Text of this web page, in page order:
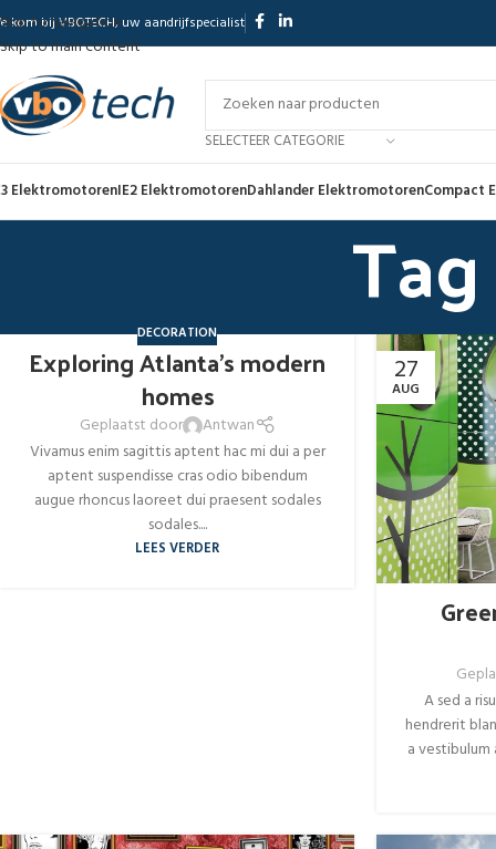
Skip to navigation
Skip to main content
bij VBOTECH, uw aandrijfspecialist
SELECTEER CATEGORIE
ElektromotorenIE2 ElektromotorenDahlander ElektromotorenCompact
27
DECORATION
Exploring Atlanta’s modern
homes
Geplaatst door
Antwan
Vivamus enim sagittis aptent hac mi dui a per
aptent suspendisse cras odio bibendum
augue rhoncus laoreet dui praesent sodales
sodales....
LEES VERDER
27
AUG
A sed a
hendrerit
a vestibulum